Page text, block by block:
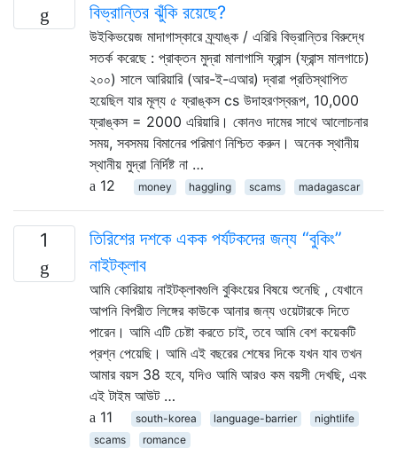
বিভ্রান্তির ঝুঁকি রয়েছে?
উইকিভয়েজ মাদাগাস্কারে ফ্র্যাঙ্ক / এরিরি বিভ্রান্তির বিরুদ্ধে
সতর্ক করেছে : প্রাক্তন মুদ্রা মালাগাসি ফ্রান্স (ফ্রান্স মালগাচে)
২০০) সালে আরিয়ারি (আর-ই-এআর) দ্বারা প্রতিস্থাপিত
হয়েছিল যার মূল্য ৫ ফ্রাঙ্কস cs উদাহরণস্বরূপ, 10,000
ফ্রাঙ্কস = 2000 এরিয়ারি। কোনও দামের সাথে আলোচনার
সময়, সবসময় বিমানের পরিমাণ নিশ্চিত করুন। অনেক স্থানীয়
স্থানীয় মুদ্রা নির্দিষ্ট না …
12
money haggling scams madagascar
1
তিরিশের দশকে একক পর্যটকদের জন্য “বুকিং”
নাইটক্লাব
আমি কোরিয়ায় নাইটক্লাবগুলি বুকিংয়ের বিষয়ে শুনেছি , যেখানে
আপনি বিপরীত লিঙ্গের কাউকে আনার জন্য ওয়েটারকে দিতে
পারেন। আমি এটি চেষ্টা করতে চাই, তবে আমি বেশ কয়েকটি
প্রশ্ন পেয়েছি। আমি এই বছরের শেষের দিকে যখন যাব তখন
আমার বয়স 38 হবে, যদিও আমি আরও কম বয়সী দেখছি, এবং
এই টাইম আউট …
11
south-korea language-barrier
nightlife
scams
romance